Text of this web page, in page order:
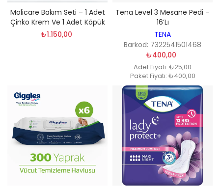
Molicare Bakım Seti – 1 Adet
Çinko Krem Ve 1 Adet Köpük
₺1.150,00
Tena Level 3 Mesane Pedi –
16’lı
TENA
Barkod: 7322541501468
₺400,00
Adet Fiyatı: ₺25,00
Paket Fiyatı: ₺400,00